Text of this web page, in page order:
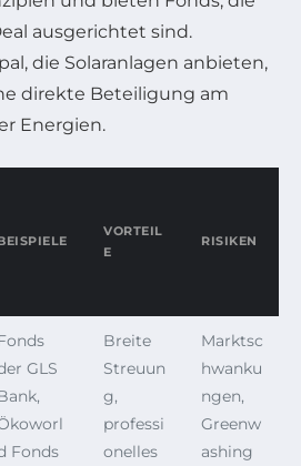
ausgerichtet sind.
die Solaranlagen anbieten,
direkte Beteiligung am
Energien.
VORTEIL
E
RISIKEN
GLS
Fonds
Breite
Streuun
g,
professi
onelles
Marktsc
hwanku
ngen,
Greenw
ashing